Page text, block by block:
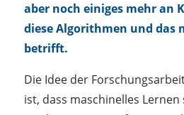
aber noch einiges mehr an
diese Algorithmen und das
betrifft.
Die Idee der
ist, dass maschinelles